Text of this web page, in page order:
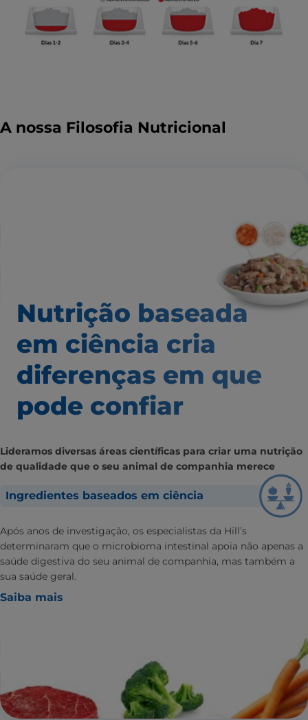
A nossa Filosofia Nutricional
Nutrição baseada
em ciência cria
diferenças em que
pode confiar
Lideramos diversas áreas científicas para criar uma nutrição
de qualidade que o seu animal de companhia merece
Ingredientes baseados em ciência
Após anos de investigação, os especialistas da Hill’s
determinaram que o microbioma intestinal apoia não apenas a
saúde digestiva do seu animal de companhia, mas também a
sua saúde geral.
Saiba mais